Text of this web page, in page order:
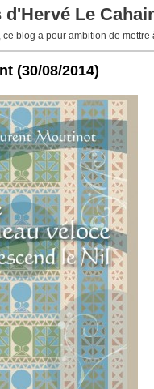
Le
ce blog a pour ambition de
(30/08/2014)